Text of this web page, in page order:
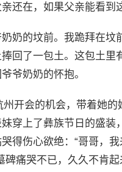
亲还在，如果父亲能看
奶的坟前。我跪拜在
回了一包土。这包土
爷奶奶的怀抱。
州开会的机会，带着她
穿上了彝族节日的盛
得伤心欲绝：“哥哥，
碑痛哭不已，久久不肯